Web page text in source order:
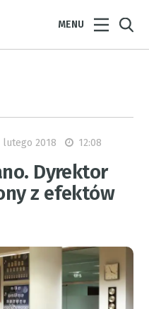
MENU
lutego 2018 12:08
Dyrektor
z efektów